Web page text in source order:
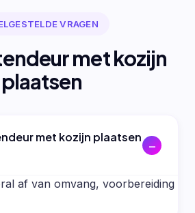
VRAGEN
met kozijn
plaatsen
met kozijn plaatsen
af van omvang, voorbereiding